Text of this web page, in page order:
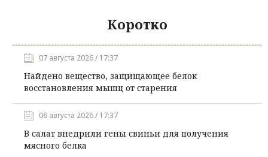
Коротко
07 августа 2026 / 17:37
Найдено вещество, защищающее белок
восстановления мышц от старения
06 августа 2026 / 17:37
В салат внедрили гены свиньи для получения
мясного белка